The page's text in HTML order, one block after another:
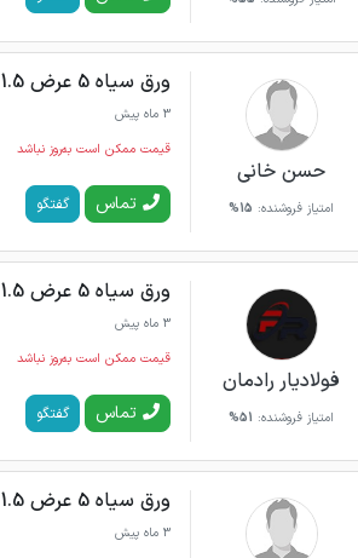
حسن خانی
امتیاز فروشنده: 15%
ورق سیاه 5 عرض 1.5 فولاد مبارکه
3 ماه پیش
قیمت ممکن است به‌روز نباشد
تماس گفتگو
فولادیار رادمان
امتیاز فروشنده: 51%
ورق سیاه 5 عرض 1.5 فولاد مبارکه
3 ماه پیش
قیمت ممکن است به‌روز نباشد
تماس گفتگو
ورق سیاه 5 عرض 1.5 فولاد مبارکه
3 ماه پیش